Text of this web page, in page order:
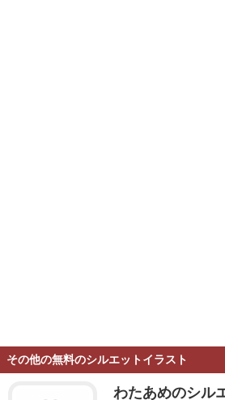
その他の無料のシルエットイラスト
わたあめのシル